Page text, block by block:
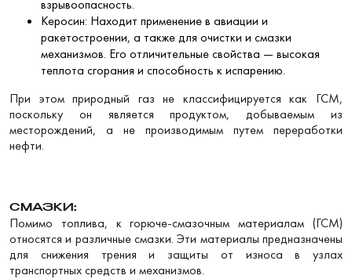
взрывоопасность.
Керосин: Находит применение в авиации и
ракетостроении, а также для очистки и смазки
механизмов. Его отличительные свойства — высокая
теплота сгорания и способность к испарению.
При этом природный газ не классифицируется как ГСМ,
поскольку он является продуктом, добываемым из
месторождений, а не производимым путем переработки
нефти.
СМАЗКИ:
Помимо топлива, к горюче-смазочным материалам (ГСМ)
относятся и различные смазки. Эти материалы предназначены
для снижения трения и защиты от износа в узлах
транспортных средств и механизмов.